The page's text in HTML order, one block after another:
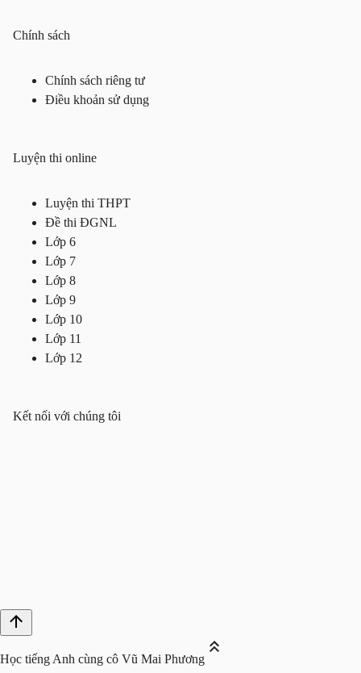
Chính sách
Chính sách riêng tư
Điều khoản sử dụng
Luyện thi online
Luyện thi THPT
Đề thi ĐGNL
Lớp 6
Lớp 7
Lớp 8
Lớp 9
Lớp 10
Lớp 11
Lớp 12
Kết nối với chúng tôi
Học tiếng Anh cùng cô Vũ Mai Phương